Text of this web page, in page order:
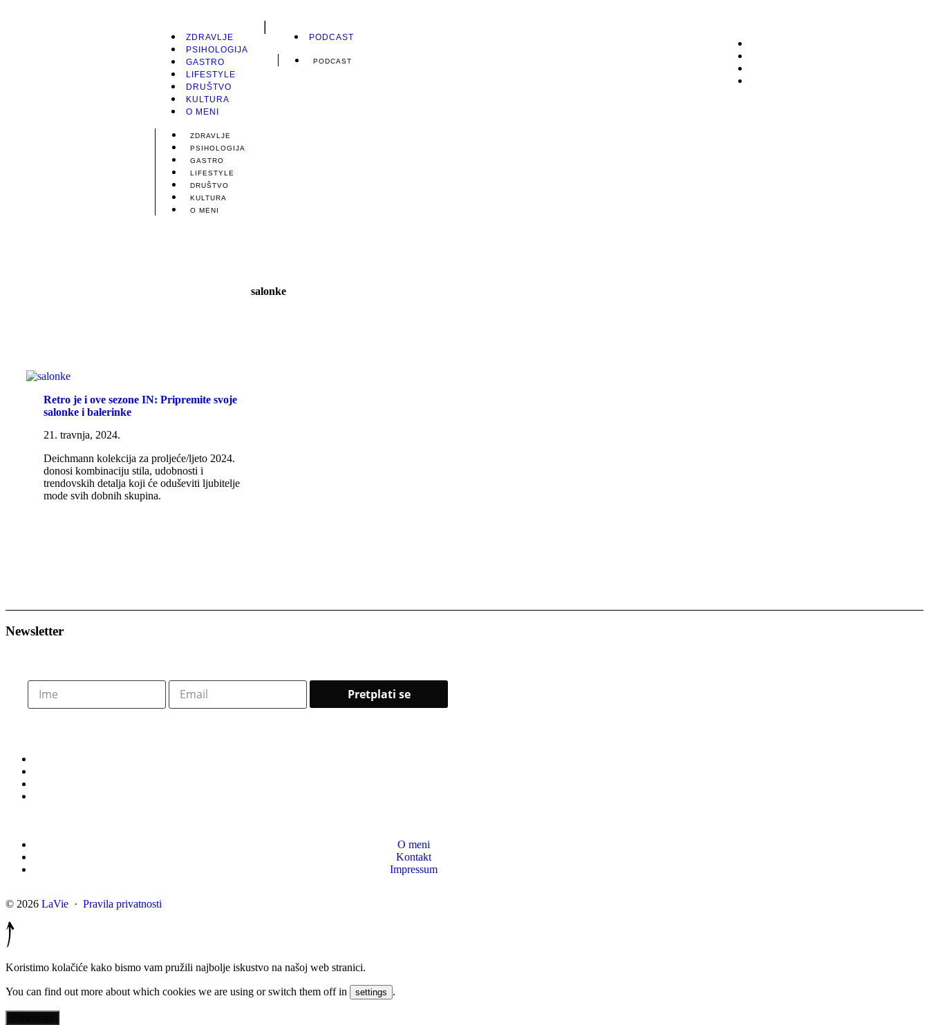
ZDRAVLJE
PSIHOLOGIJA
GASTRO
LIFESTYLE
DRUŠTVO
KULTURA
O MENI
ZDRAVLJE
PSIHOLOGIJA
GASTRO
LIFESTYLE
DRUŠTVO
KULTURA
O MENI
|
PODCAST
PODCAST
salonke
Retro je i ove sezone IN: Pripremite svoje
salonke i balerinke
21. travnja, 2024.
Deichmann kolekcija za proljeće/ljeto 2024.
donosi kombinaciju stila, udobnosti i
trendovskih detalja koji će oduševiti ljubitelje
mode svih dobnih skupina.
Newsletter
O meni
Kontakt
Impressum
© 2026 LaVie · Pravila privatnosti
Koristimo kolačiće kako bismo vam pružili najbolje iskustvo na našoj web stranici.
You can find out more about which cookies we are using or switch them off in settings .